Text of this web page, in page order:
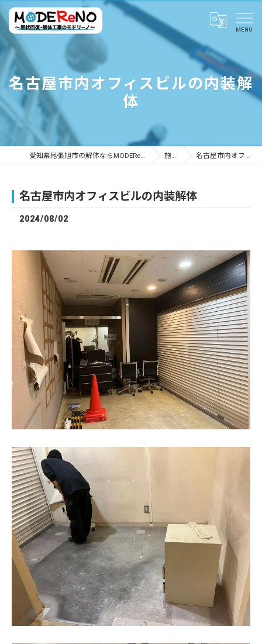
名古屋市内オフィスビルの内装解
体
愛知県尾張旭市の解体ならMODEReNO ～原状回復・解体工事のモドリーノ～ 施工事例 名古屋市内オフィスビルの内装解体
名古屋市内オフィスビルの内装解体
2024/08/02